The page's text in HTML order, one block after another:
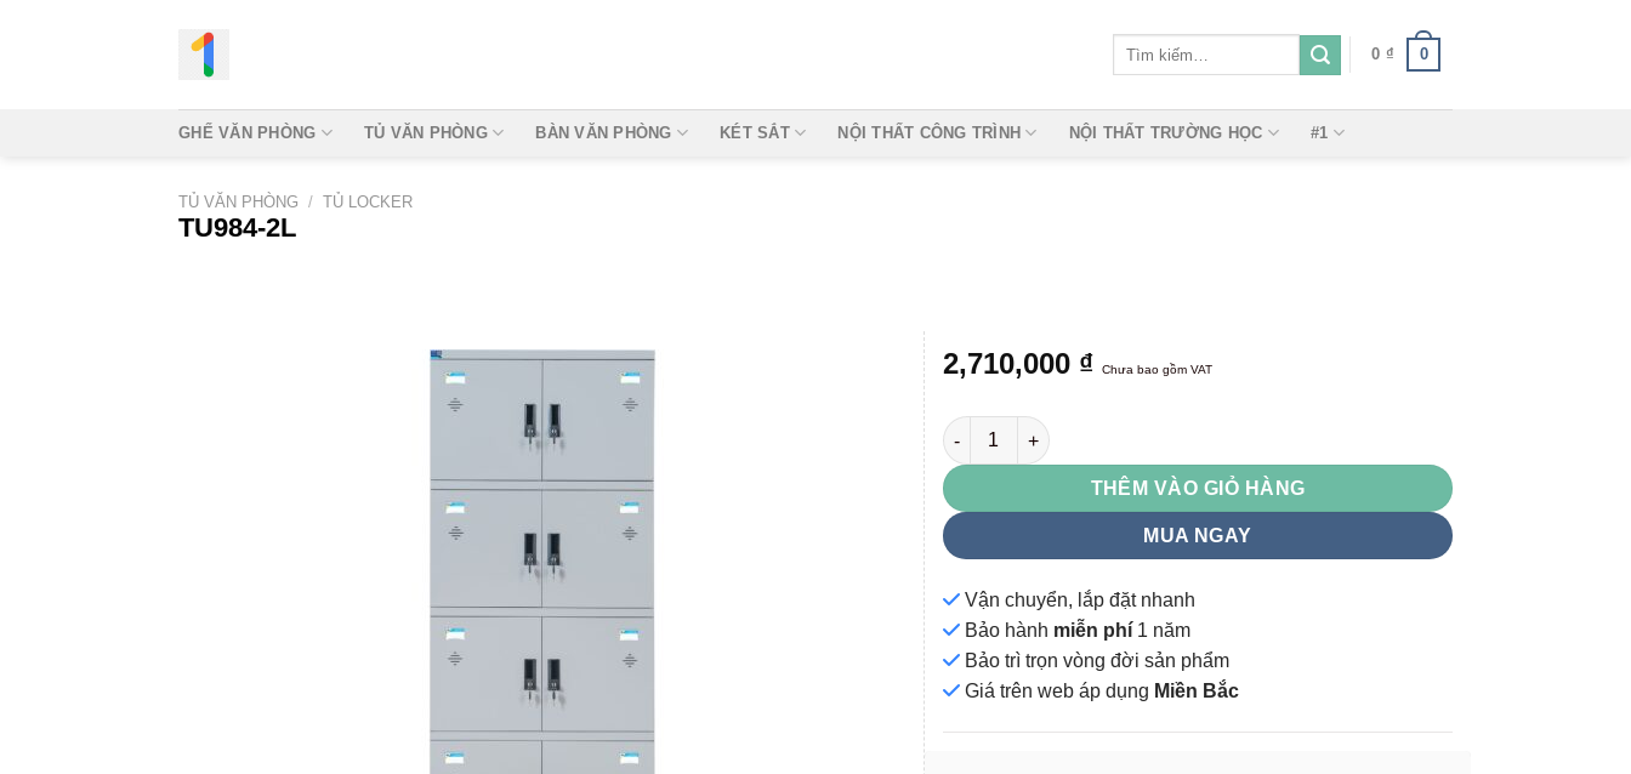
0 ₫ 0
GHẾ VĂN PHÒNG TỦ VĂN PHÒNG BÀN VĂN PHÒNG KÉT SẮT NỘI THẤT CÔNG TRÌNH NỘI THẤT TRƯỜNG HỌC #1
TỦ VĂN PHÒNG / TỦ LOCKER
TU984-2L
2,710,000 ₫ Chưa bao gồm VAT
TU984-2L số lượng
THÊM VÀO GIỎ HÀNG
MUA NGAY
Vận chuyển, lắp đặt nhanh
Bảo hành miễn phí 1 năm
Bảo trì trọn vòng đời sản phẩm
Giá trên web áp dụng Miền Bắc